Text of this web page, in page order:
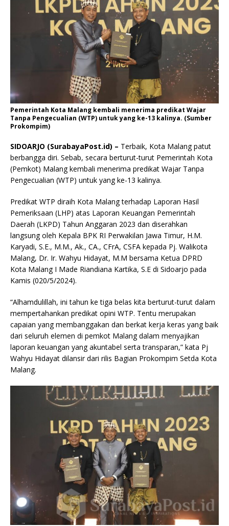
Pemerintah Kota Malang kembali menerima predikat Wajar
Tanpa Pengecualian (WTP) untuk yang ke-13 kalinya. (Sumber
Prokompim)
SIDOARJO (SurabayaPost.id) – Terbaik, Kota Malang patut
berbangga diri. Sebab, secara berturut-turut Pemerintah Kota
(Pemkot) Malang kembali menerima predikat Wajar Tanpa
Pengecualian (WTP) untuk yang ke-13 kalinya.
Predikat WTP diraih Kota Malang terhadap Laporan Hasil
Pemeriksaan (LHP) atas Laporan Keuangan Pemerintah
Daerah (LKPD) Tahun Anggaran 2023 dan diserahkan
langsung oleh Kepala BPK RI Perwakilan Jawa Timur, H.M.
Karyadi, S.E., M.M., Ak., CA., CFrA, CSFA kepada Pj. Walikota
Malang, Dr. Ir. Wahyu Hidayat, M.M bersama Ketua DPRD
Kota Malang I Made Riandiana Kartika, S.E di Sidoarjo pada
Kamis (020/5/2024).
“Alhamdulillah, ini tahun ke tiga belas kita berturut-turut dalam
mempertahankan predikat opini WTP. Tentu merupakan
capaian yang membanggakan dan berkat kerja keras yang baik
dari seluruh elemen di pemkot Malang dalam menyajikan
laporan keuangan yang akuntabel serta transparan,” kata Pj
Wahyu Hidayat dilansir dari rilis Bagian Prokompim Setda Kota
Malang.